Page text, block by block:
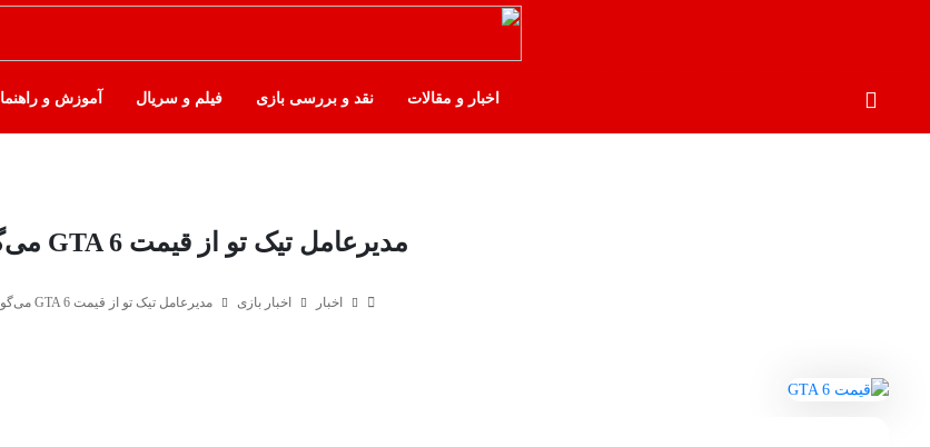
اخبار و مقالات نقد و بررسی بازی فیلم و سریال آموزش و راهنما
مدیرعامل تیک تو از قیمت GTA 6 می‌گوید
اخبار اخبار بازی مدیرعامل تیک تو از قیمت GTA 6 می‌گوید